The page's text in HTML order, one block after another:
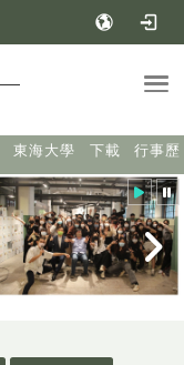
東海大學 下載 行事歷